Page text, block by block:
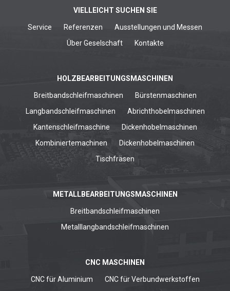
VIELLEICHT SUCHEN SIE
Service Referenzen
Ausstellungen und Messen
Über Geselschaft
Kontakte
HOLZBEARBEITUNGSMASCHINEN
Breitbandschleifmaschinen
Bürstenmaschinen
Langbandschleifmaschinen
Abrichthobelmaschinen
Kantenschleifmaschine
Dickenhobelmaschinen
Kombiniertemachinen
Dickenhobelmaschinen
Tischfräsen
METALLBEARBEITUNGSMASCHINEN
Breitbandschleifmaschinen
Metalllangbandschleifmaschinen
CNC MASCHINEN
CNC für Aluminium
CNC für Verbundwerkstoffen